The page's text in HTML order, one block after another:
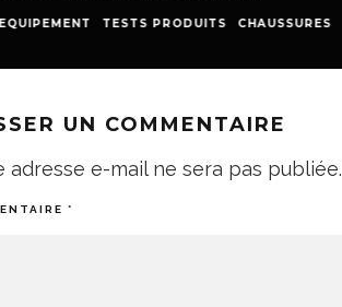
TESTS PRODUITS CHAUSSURES
UN COMMENTAIRE
adresse e-mail ne sera pas publiée.
*